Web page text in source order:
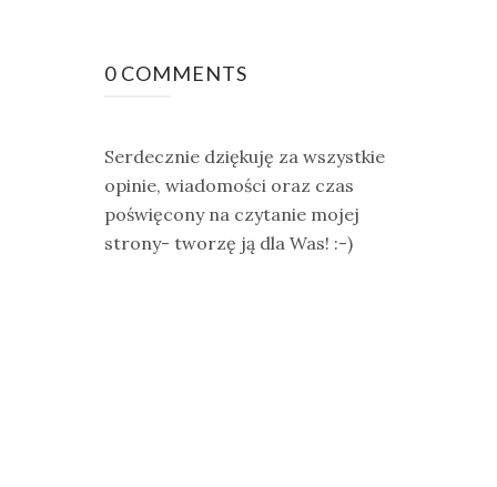
0 COMMENTS
Serdecznie dziękuję za wszystkie
opinie, wiadomości oraz czas
poświęcony na czytanie mojej
strony- tworzę ją dla Was! :-)